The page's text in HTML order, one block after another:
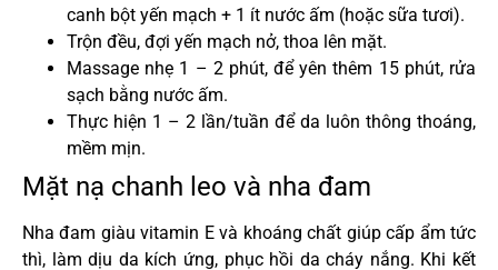
canh bột yến mạch + 1 ít nước ấm (hoặc sữa tươi).
Trộn đều, đợi yến mạch nở, thoa lên mặt.
Massage nhẹ 1 – 2 phút, để yên thêm 15 phút, rửa
sạch bằng nước ấm.
Thực hiện 1 – 2 lần/tuần để da luôn thông thoáng,
mềm mịn.
Mặt nạ chanh leo và nha đam
Nha đam giàu vitamin E và khoáng chất giúp cấp ẩm tức
thì, làm dịu da kích ứng, phục hồi da cháy nắng. Khi kết